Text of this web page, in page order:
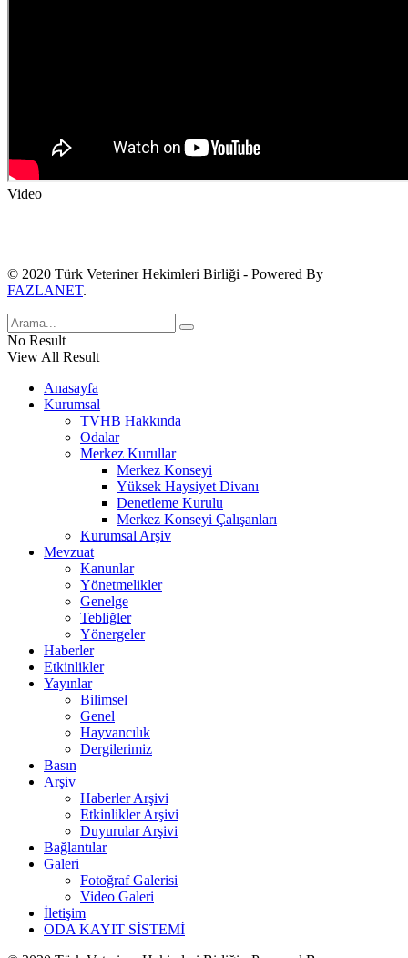
Video
© 2020 Türk Veteriner Hekimleri Birliği - Powered By
FAZLANET.
No Result
View All Result
Anasayfa
Kurumsal
TVHB Hakkında
Odalar
Merkez Kurullar
Merkez Konseyi
Yüksek Haysiyet Divanı
Denetleme Kurulu
Merkez Konseyi Çalışanları
Kurumsal Arşiv
Mevzuat
Kanunlar
Yönetmelikler
Genelge
Tebliğler
Yönergeler
Haberler
Etkinlikler
Yayınlar
Bilimsel
Genel
Hayvancılık
Dergilerimiz
Basın
Arşiv
Haberler Arşivi
Etkinlikler Arşivi
Duyurular Arşivi
Bağlantılar
Galeri
Fotoğraf Galerisi
Video Galeri
İletişim
ODA KAYIT SİSTEMİ